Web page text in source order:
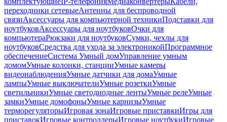
переходники сетевыеАнтенны для беспроводной
связиАксессуары для компьютерной техникиПодставки для
ноутбуковАксессуары для ноутбуковОчки для
компьютераРюкзаки для ноутбуковСумки, чехлы для
ноутбуковСредства для ухода за электроникойПрограммное
обеспечениеСистема Умный домУправление умным
домомУмные колонки, станцииУмные камеры
видеонаблюденияУмные датчики для домаУмные
лампыУмные выключателиУмные розеткиУмные
светильникиУмные светодиодные лентыУмные релеУмные
замкиУмные домофоныУмные карнизыУмные
терморегуляторыИгровая зонаИгровые приставкиИгры для
приставокИгровые контроллерыИгровые ноутбукиИгровые